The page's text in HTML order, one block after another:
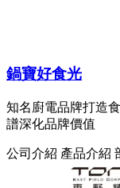
鍋寶好食光
知名廚電品牌打造
譜深化品牌價值
公司介紹 產品介紹